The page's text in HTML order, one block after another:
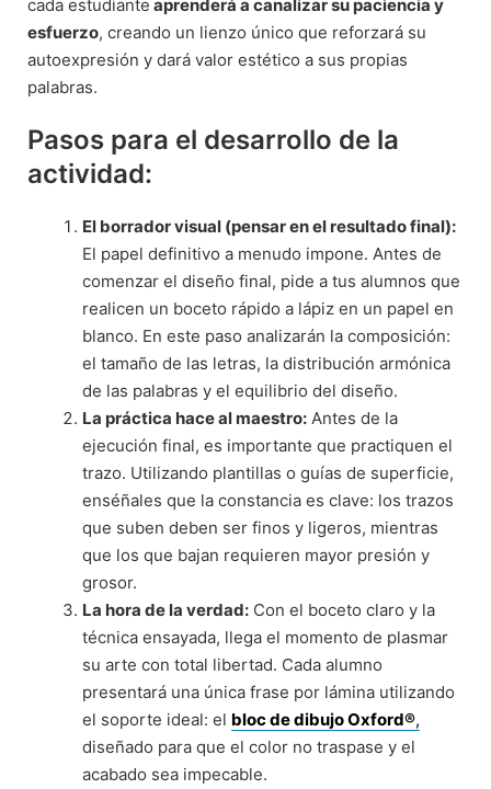
cada estudiante aprenderá a canalizar su paciencia y
esfuerzo, creando un lienzo único que reforzará su
autoexpresión y dará valor estético a sus propias
palabras.
Pasos para el desarrollo de la
actividad:
El borrador visual (pensar en el resultado final):
El papel definitivo a menudo impone. Antes de
comenzar el diseño final, pide a tus alumnos que
realicen un boceto rápido a lápiz en un papel en
blanco. En este paso analizarán la composición:
el tamaño de las letras, la distribución armónica
de las palabras y el equilibrio del diseño.
La práctica hace al maestro: Antes de la
ejecución final, es importante que practiquen el
trazo. Utilizando plantillas o guías de superficie,
enséñales que la constancia es clave: los trazos
que suben deben ser finos y ligeros, mientras
que los que bajan requieren mayor presión y
grosor.
La hora de la verdad: Con el boceto claro y la
técnica ensayada, llega el momento de plasmar
su arte con total libertad. Cada alumno
presentará una única frase por lámina utilizando
el soporte ideal: el bloc de dibujo Oxford®,
diseñado para que el color no traspase y el
acabado sea impecable.